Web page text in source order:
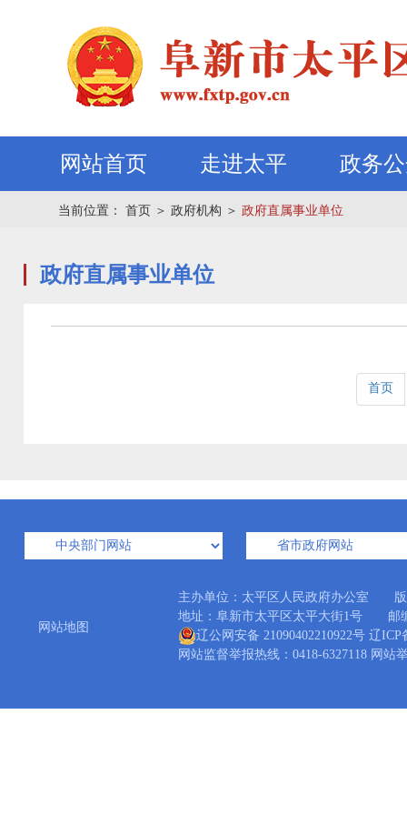
网站首页 走进太平 政务
当前位置： 首页 ＞ 政府机构 ＞ 政府直属事业单位
政府直属事业单位
首页
网站地图
主办单位：太平区人民政府办公室 版
地址：阜新市太平区太平大街1号 邮
辽公网安备 21090402210922号 辽ICP
网站监督举报热线：0418-6327118 网站